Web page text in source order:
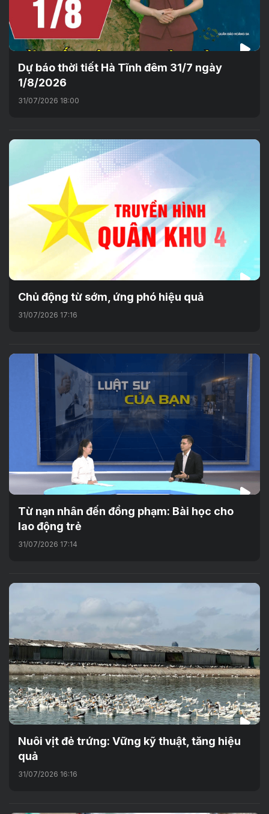
Dự báo thời tiết Hà Tĩnh đêm 31/7 ngày
1/8/2026
31/07/2026 18:00
Chủ động từ sớm, ứng phó hiệu quả
31/07/2026 17:16
Từ nạn nhân đến đồng phạm: Bài học cho
lao động trẻ
31/07/2026 17:14
Nuôi vịt đẻ trứng: Vững kỹ thuật, tăng hiệu
quả
31/07/2026 16:16